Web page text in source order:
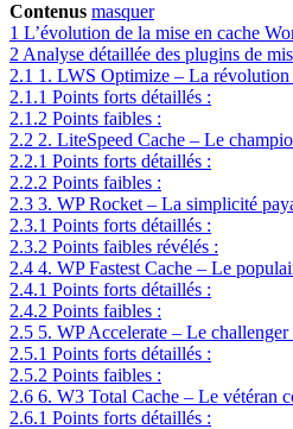
Contenus masquer
1 L’évolution de la mise en cache
2 Analyse détaillée des plugins de
2.1 1. LWS Optimize – La révolution
2.1.1 Points forts détaillés :
2.1.2 Points faibles :
2.2 2. LiteSpeed Cache – Le
2.2.1 Points forts détaillés :
2.2.2 Points faibles :
2.3 3. WP Rocket – La simplicité
2.3.1 Points forts détaillés :
2.3.2 Points faibles révélés :
2.4 4. WP Fastest Cache – Le
2.4.1 Points forts détaillés :
2.4.2 Points faibles :
2.5 5. WP Accelerate – Le
2.5.1 Points forts détaillés :
2.5.2 Points faibles :
2.6 6. W3 Total Cache – Le vétéran
2.6.1 Points forts détaillés :